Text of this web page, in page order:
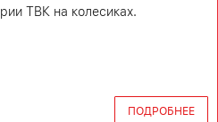
ТВК на колесиках.
ПОДРОБНЕЕ